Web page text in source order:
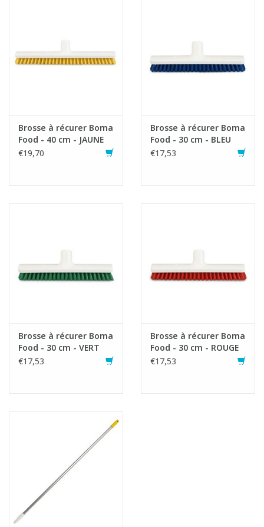
Brosse à récurer Boma
Food - 40 cm - JAUNE
€19,70
Brosse à récurer Boma
Food - 30 cm - BLEU
€17,53
Brosse à récurer Boma
Food - 30 cm - VERT
€17,53
Brosse à récurer Boma
Food - 30 cm - ROUGE
€17,53